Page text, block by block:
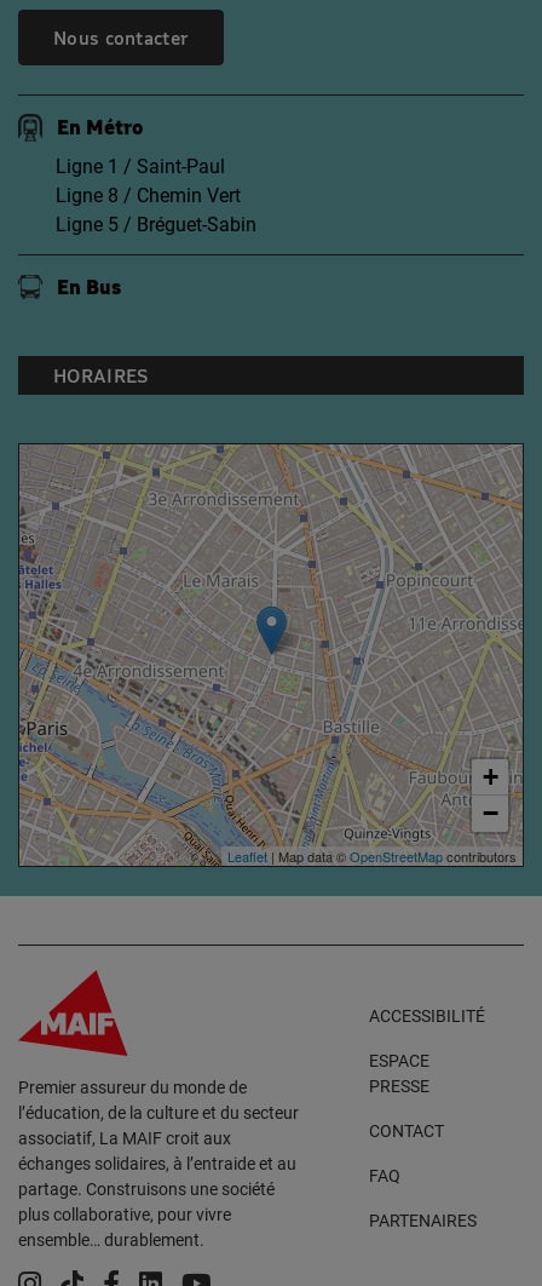
Nous contacter
En Métro
Ligne 1 / Saint-Paul
Ligne 8 / Chemin Vert
Ligne 5 / Bréguet-Sabin
En Bus
HORAIRES
+
−
Leaflet | Map data ©OpenStreetMapcontributors
Premier assureur du monde de
l’éducation, de la culture et du secteur
associatif, La MAIF croit aux
échanges solidaires, à l’entraide et au
partage. Construisons une société
plus collaborative, pour vivre
ensemble… durablement.
ACCESSIBILITÉ
ESPACE
PRESSE
CONTACT
FAQ
PARTENAIRES